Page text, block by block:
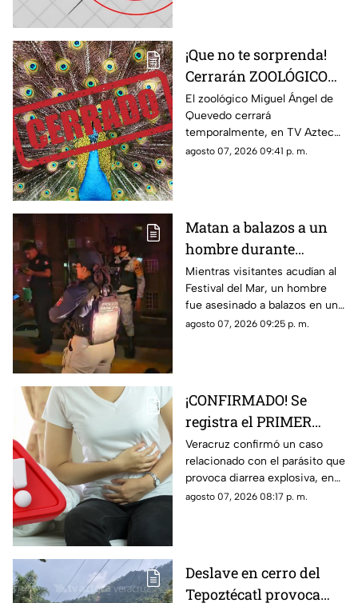
¡Que no te sorprenda!
Cerrarán ZOOLÓGICO
en Veracruz; ¿será
definitivo?
El zoológico Miguel Ángel de
Quevedo cerrará
temporalmente, en TV Azteca
Veracruz te contamos los
agosto 07, 2026 09:41 p. m.
Matan a balazos a un
hombre durante
inauguración del
Festival del Mar en
Coatzacoalcos
Mientras visitantes acudían al
Festival del Mar, un hombre
fue asesinado a balazos en una
colonia de Coatzacoalcos, en
agosto 07, 2026 09:25 p. m.
¡CONFIRMADO! Se
registra el PRIMER
CASO de ‘diarrea
explosiva’ en Veracruz;
esto sabemos
Veracruz confirmó un caso
relacionado con el parásito que
provoca diarrea explosiva, en
TV Azteca Veracruz te
agosto 07, 2026 08:17 p. m.
Deslave en cerro del
Tepoztécatl provoca